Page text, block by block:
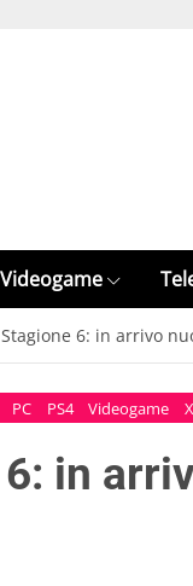
Videogame
6: in arrivo
PC PS4 Videogame
in